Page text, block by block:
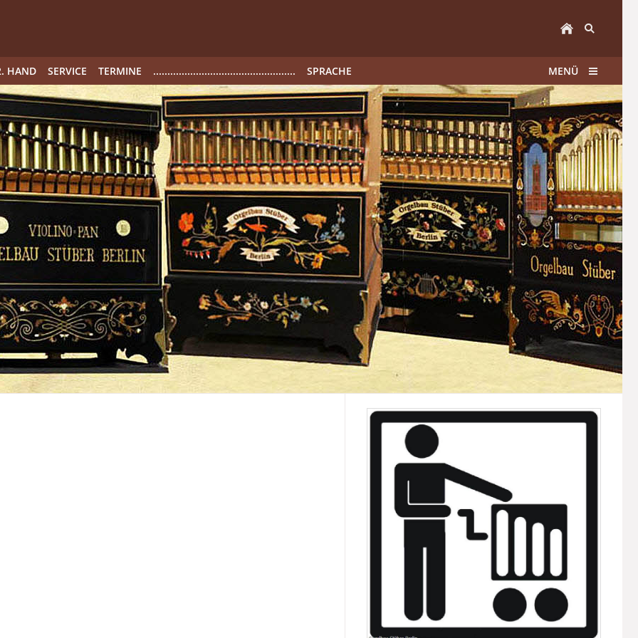
HAND SERVICE TERMINE .................................................. SPRACHE MENÜ